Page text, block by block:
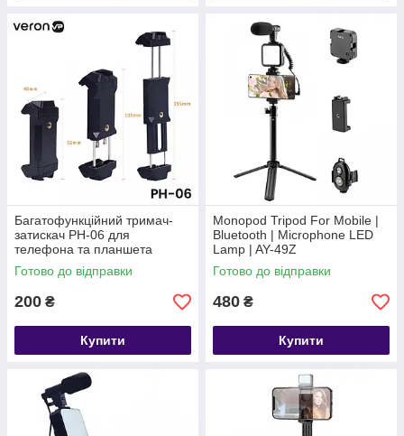
Багатофункційний тримач-
затискач PH-06 для
телефона та планшета
Готово до відправки
200 ₴
Купити
Monopod Tripod For Mobile |
Bluetooth | Microphone LED
Lamp | AY-49Z
Готово до відправки
480 ₴
Купити